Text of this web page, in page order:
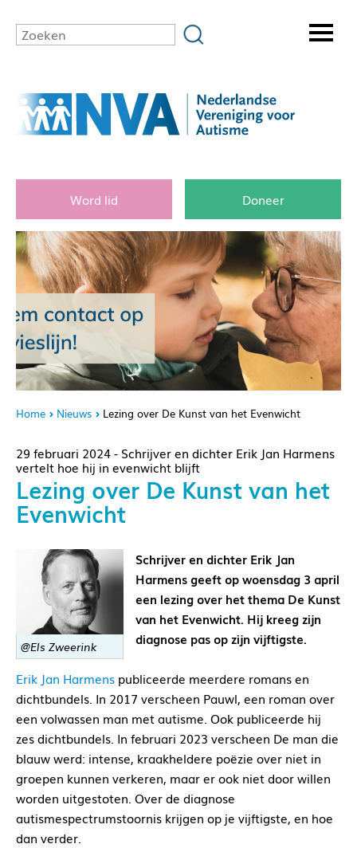
Word lid Doneer
Home Nieuws Lezing over De Kunst van het Evenwicht
29 februari 2024 - Schrijver en dichter Erik Jan Harmens
vertelt hoe hij in evenwicht blijft
Lezing over De Kunst van het
Evenwicht
@Els Zweerink
Schrijver en dichter Erik Jan
Harmens geeft op woensdag 3 april
een lezing over het thema De Kunst
van het Evenwicht. Hij kreeg zijn
diagnose pas op zijn vijftigste.
Erik Jan Harmens publiceerde meerdere romans en
dichtbundels. In 2017 verscheen Pauwl, een roman over
een volwassen man met autisme. Ook publiceerde hij
zes dichtbundels. In februari 2023 verscheen De man die
blauw werd: intense, kraakheldere poëzie over niet in
groepen kunnen verkeren, maar er ook niet door willen
worden uitgestoten. Over de diagnose
autismespectrumstoornis krijgen op je vijftigste, en hoe
dan verder.